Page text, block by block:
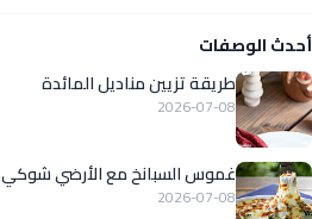
أحدث الوصفات
طريقة تزيين مناديل المائدة
2026-07-08
غموس السبانخ مع الأرضي شوكي
2026-07-08